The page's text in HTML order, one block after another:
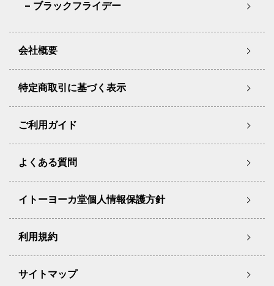
ブラックフライデー
会社概要
特定商取引に基づく表示
ご利用ガイド
よくある質問
イトーヨーカ堂個人情報保護方針
利用規約
サイトマップ